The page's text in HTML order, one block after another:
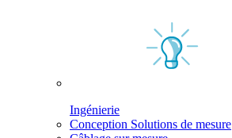
Ingénierie
Conception Solutions de mesure